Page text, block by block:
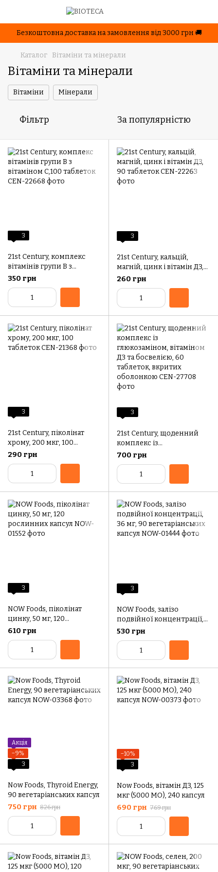
Безкоштовна доставка на замовлення від 3000 грн 🚚
Каталог Вітаміни та мінерали
Вітаміни та мінерали
Вітаміни Мінерали
Фільтр За популярністю
3
21st Century, комплекс
вітамінів групи В з
вітаміном С,100 таблеток
350 грн
3
21st Century, кальцій,
магній, цинк і вітамін Д3,
90 таблеток
260 грн
3
21st Century, піколінат
хрому, 200 мкг, 100
таблеток
290 грн
3
21st Century, щоденний
комплекс із
глюкозаміном, вітаміном
Д3 та босвелією, 60
таблеток, вкритих
оболонкою
700 грн
3
NOW Foods, піколінат
цинку, 50 мг, 120
рослинних капсул
610 грн
3
NOW Foods, залізо
подвійної концентрації,
36 мг, 90 вегетаріанських
капсул
530 грн
Акція
−9%
3
Now Foods, Thyroid Energy,
90 вегетаріанських капсул
750 грн 826 грн
−10%
3
Now Foods, вітамін Д3, 125
мкг (5000 МО), 240 капсул
690 грн 769 грн